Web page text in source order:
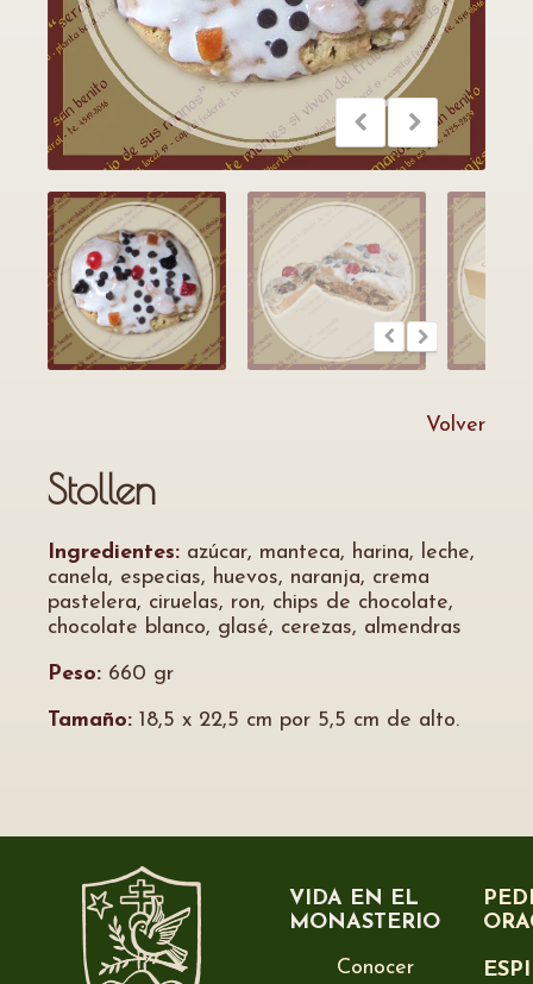
Volver
Stollen
Ingredientes: azúcar, manteca, harina, leche,
canela, especias, huevos, naranja, crema
pastelera, ciruelas, ron, chips de chocolate,
chocolate blanco, glasé, cerezas, almendras
Peso: 660 gr
Tamaño: 18,5 x 22,5 cm por 5,5 cm de alto.
VIDA EN EL
MONASTERIO
Conocer